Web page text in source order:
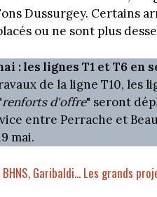
Dussurgey. Certains
ou ne sont plus
: les lignes T1 et T6
de la ligne T10, les
renforts d'offre" seront
entre Perrache et
mai.
BHNS, Garibaldi... Les grands